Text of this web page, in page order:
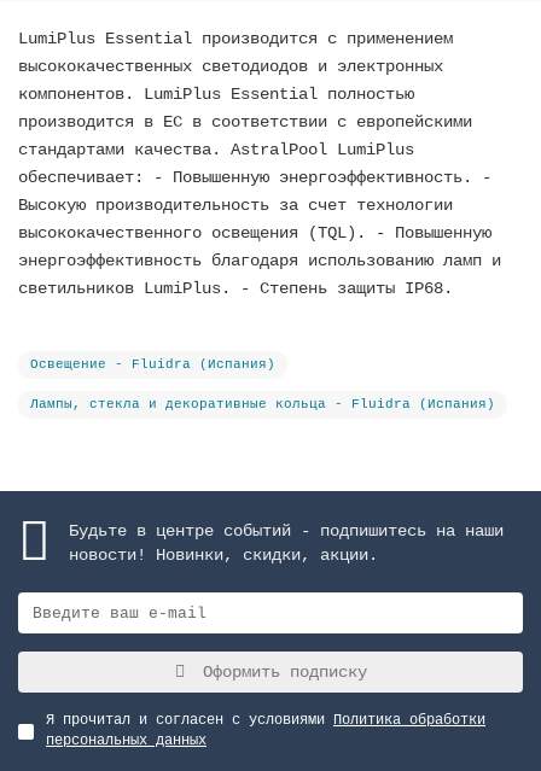
LumiPlus Essential производится с применением
высококачественных светодиодов и электронных
компонентов. LumiPlus Essential полностью
производится в ЕС в соответствии с европейскими
стандартами качества. AstralPool LumiPlus
обеспечивает: - Повышенную энергоэффективность. -
Высокую производительность за счет технологии
высококачественного освещения (TQL). - Повышенную
энергоэффективность благодаря использованию ламп и
светильников LumiPlus. - Степень защиты IP68.
Освещение - Fluidra (Испания)
Лампы, стекла и декоративные кольца - Fluidra (Испания)
Будьте в центре событий - подпишитесь на наши
новости! Новинки, скидки, акции.
Оформить подписку
Я прочитал и согласен с условиями Политика обработки
персональных данных